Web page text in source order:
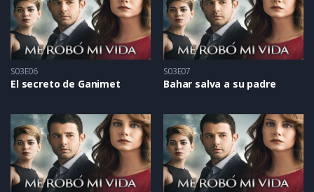
S03E06
El secreto de Ganimet
S03E07
Bahar salva a su padre